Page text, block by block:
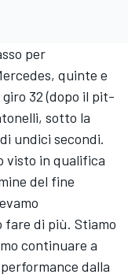
per
quinte e
32 (dopo il pit-
sotto la
undici secondi.
visto in qualifica
del fine
fare di più. Stiamo
continuare a
dalla